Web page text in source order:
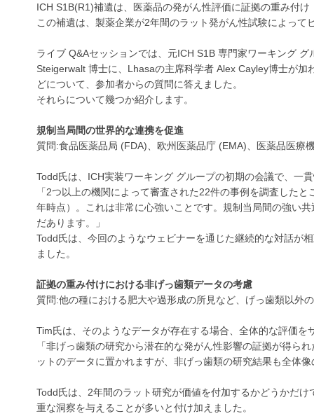
ICH S1B(R1)補遺は、医薬品の発がん性評価に証拠の重み付
この補遺は、製薬企業が2年間のラット発がん性試験によっ
ライブ Q&Aセッションでは、元ICH S1B 専門家ワーキング
Steigerwalt 博士に、Lhasaの主席科学者 Alex Cayley博士が
どについて、参加者からの質問に答えました。
それらについて幾つか紹介します。
規制当局間の世界的な連携を促進
質問:食品医薬品局 (FDA)、欧州医薬品庁 (EMA)、医薬品医療
Todd氏は、ICH実装ワーキング グループの初期の会議で、一
「2つ以上の機関によって審査された22件の事例を調査した
年時点）。これは非常に心強いことです。規制当局間の強い
だあります。」
Todd氏は、今回のようなウェビナーを通じた継続的な対話が
ました。
証拠の重み付けにおける非げっ歯類データの考慮
質問:他の種における肥大や過形成の所見など、げっ歯類以外
Tim氏は、そのようなデータが存在する場合、全体的な評価
「非げっ歯類の研究から潜在的な発がん性影響の証拠が得ら
ットのデータに置かれますが、非げっ歯類の研究結果も全体
Todd氏は、2年間のラット研究が価値を付加するかどうかだ
重な洞察を与えることが多いと付け加えました。